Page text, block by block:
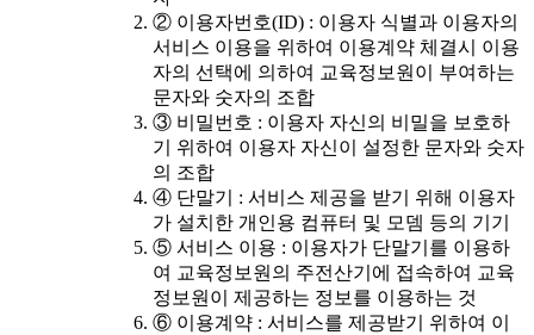
② 이용자번호(ID) : 이용자 식별과 이용자의
서비스 이용을 위하여 이용계약 체결시 이용
자의 선택에 의하여 교육정보원이 부여하는
문자와 숫자의 조합
③ 비밀번호 : 이용자 자신의 비밀을 보호하
기 위하여 이용자 자신이 설정한 문자와 숫자
의 조합
④ 단말기 : 서비스 제공을 받기 위해 이용자
가 설치한 개인용 컴퓨터 및 모뎀 등의 기기
⑤ 서비스 이용 : 이용자가 단말기를 이용하
여 교육정보원의 주전산기에 접속하여 교육
정보원이 제공하는 정보를 이용하는 것
⑥ 이용계약 : 서비스를 제공받기 위하여 이